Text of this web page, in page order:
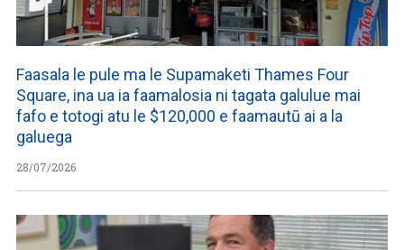
Faasala le pule ma le Supamaketi Thames Four
Square, ina ua ia faamalosia ni tagata galulue mai
fafo e totogi atu le $120,000 e faamautū ai a la
galuega
28/07/2026